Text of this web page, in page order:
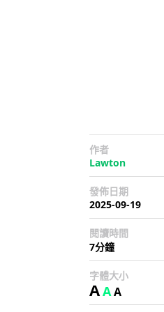
作者
Lawton
發佈日期
2025-09-19
閱讀時間
7分鐘
字體大小
AAA